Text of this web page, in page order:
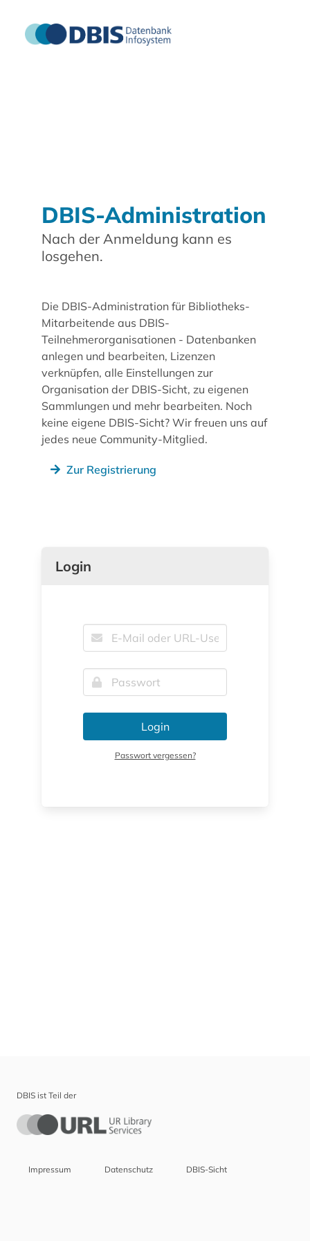
DBIS-Administration
Nach der Anmeldung kann es
losgehen.
Die DBIS-Administration für Bibliotheks-
Mitarbeitende aus DBIS-
Teilnehmerorganisationen - Datenbanken
anlegen und bearbeiten, Lizenzen
verknüpfen, alle Einstellungen zur
Organisation der DBIS-Sicht, zu eigenen
Sammlungen und mehr bearbeiten. Noch
keine eigene DBIS-Sicht? Wir freuen uns auf
jedes neue Community-Mitglied.
Zur Registrierung
Login
Login
Passwort vergessen?
DBIS ist Teil der
Impressum Datenschutz DBIS-Sicht